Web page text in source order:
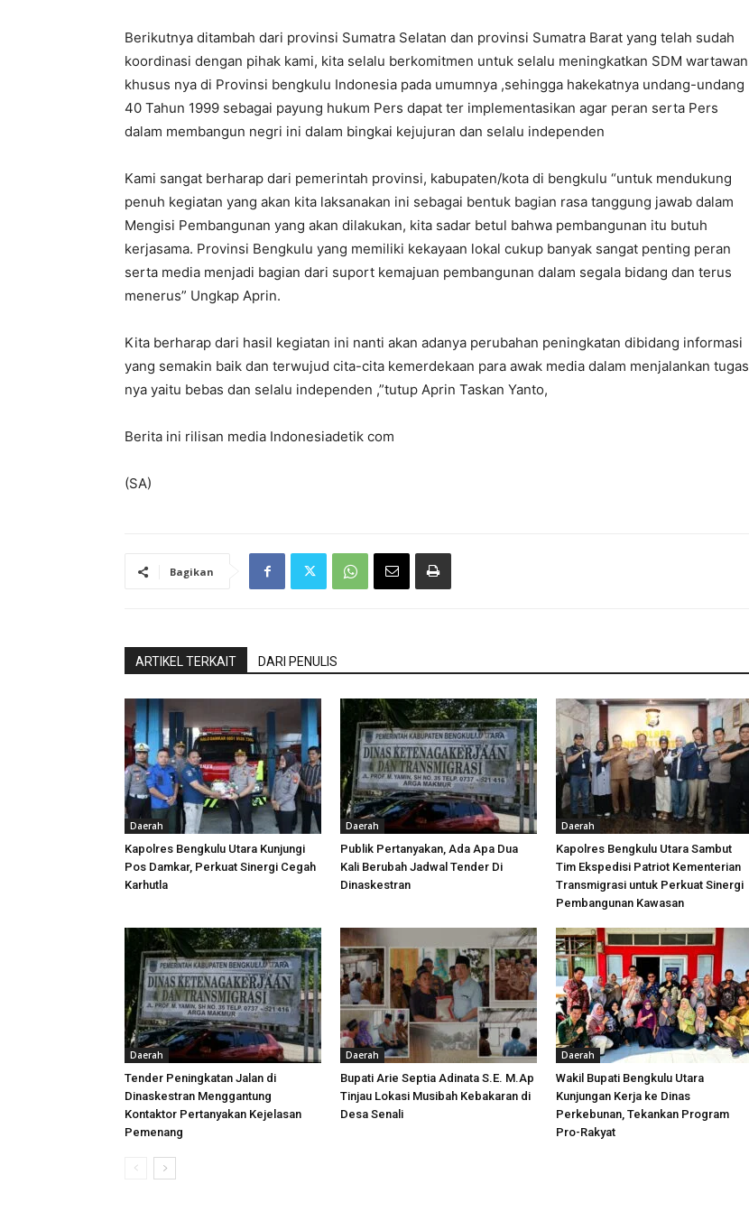
Berikutnya ditambah dari provinsi Sumatra Selatan dan provinsi Sumatra Barat yang telah sudah
koordinasi dengan pihak kami, kita selalu berkomitmen untuk selalu meningkatkan SDM wartawan
khusus nya di Provinsi bengkulu Indonesia pada umumnya ,sehingga hakekatnya undang-undang
40 Tahun 1999 sebagai payung hukum Pers dapat ter implementasikan agar peran serta Pers
dalam membangun negri ini dalam bingkai kejujuran dan selalu independen
Kami sangat berharap dari pemerintah provinsi, kabupaten/kota di bengkulu “untuk mendukung
penuh kegiatan yang akan kita laksanakan ini sebagai bentuk bagian rasa tanggung jawab dalam
Mengisi Pembangunan yang akan dilakukan, kita sadar betul bahwa pembangunan itu butuh
kerjasama. Provinsi Bengkulu yang memiliki kekayaan lokal cukup banyak sangat penting peran
serta media menjadi bagian dari suport kemajuan pembangunan dalam segala bidang dan terus
menerus” Ungkap Aprin.
Kita berharap dari hasil kegiatan ini nanti akan adanya perubahan peningkatan dibidang informasi
yang semakin baik dan terwujud cita-cita kemerdekaan para awak media dalam menjalankan tugas
nya yaitu bebas dan selalu independen ,”tutup Aprin Taskan Yanto,
Berita ini rilisan media Indonesiadetik com
(SA)
Bagikan
ARTIKEL TERKAIT DARI PENULIS
Daerah
Kapolres Bengkulu Utara Kunjungi
Pos Damkar, Perkuat Sinergi Cegah
Karhutla
Daerah
Publik Pertanyakan, Ada Apa Dua
Kali Berubah Jadwal Tender Di
Dinaskestran
Daerah
Kapolres Bengkulu Utara Sambut
Tim Ekspedisi Patriot Kementerian
Transmigrasi untuk Perkuat Sinergi
Pembangunan Kawasan
Daerah
Tender Peningkatan Jalan di
Dinaskestran Menggantung
Kontaktor Pertanyakan Kejelasan
Pemenang
Daerah
Bupati Arie Septia Adinata S.E. M.Ap
Tinjau Lokasi Musibah Kebakaran di
Desa Senali
Daerah
Wakil Bupati Bengkulu Utara
Kunjungan Kerja ke Dinas
Perkebunan, Tekankan Program
Pro-Rakyat